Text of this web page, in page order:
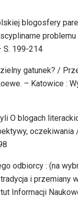
blogosfery
problemu
S. 199-214
gatunek? /
– Katowice :
O blogach
odbiorcy : (na
i przemiany
Informacji